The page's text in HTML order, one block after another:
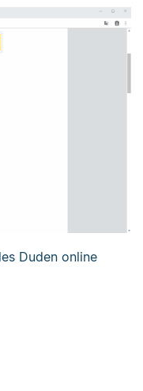
Duden online